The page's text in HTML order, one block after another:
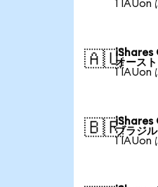
1 IAUon
🇦🇺iShares
オース
1 IAUon
🇧🇷iShares
ブラジ
1 IAUon